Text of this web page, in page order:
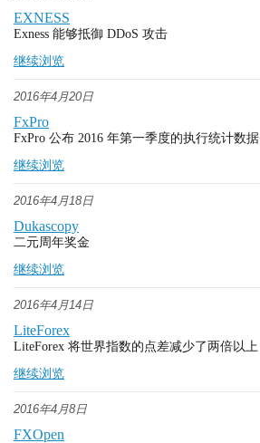
EXNESS
Exness 能够抵御 DDoS 攻击
继续浏览
2016年4月20日
FxPro
FxPro 公布 2016 年第一季度的执行统计数据
继续浏览
2016年4月18日
Dukascopy
二元周年奖金
继续浏览
2016年4月14日
LiteForex
LiteForex 将世界指数的点差减少了两倍以上
继续浏览
2016年4月8日
FXOpen